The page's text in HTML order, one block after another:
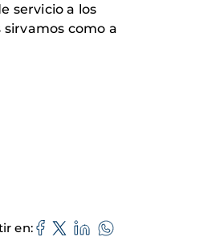
servicio a los
como a
en